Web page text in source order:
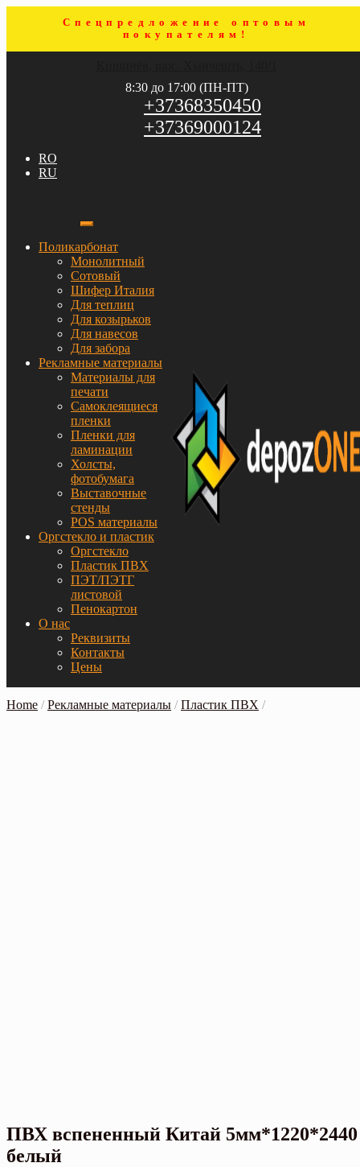
Спецпредложение оптовым
покупателям!
8:30 до 17:00 (ПН-ПТ)
+37368350450
+37369000124
RO
RU
Поликарбонат
Монолитный
Сотовый
Шифер Италия
Для теплиц
Для козырьков
Для навесов
Для забора
Рекламные материалы
Материалы для
печати
Самоклеящиеся
пленки
Пленки для
ламинации
Холсты,
фотобумага
Выставочные
стенды
POS материалы
Оргстекло и пластик
Оргстекло
Пластик ПВХ
ПЭТ/ПЭТГ
листовой
Пенокартон
О нас
Реквизиты
Контакты
Цены
Home /Рекламные материалы /Пластик ПВХ /
ПВХ вспененный Китай 5мм*1220*2440
белый